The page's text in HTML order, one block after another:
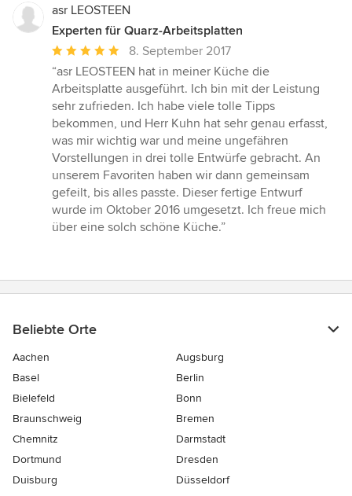
asr LEOSTEEN
Experten für Quarz-Arbeitsplatten
Durchschnittliche
Bewertung:
5
von
5
Sternen
8. September 2017
“asr LEOSTEEN hat in meiner Küche die
Arbeitsplatte ausgeführt. Ich bin mit der Leistung
sehr zufrieden. Ich habe viele tolle Tipps
bekommen, und Herr Kuhn hat sehr genau erfasst,
was mir wichtig war und meine ungefähren
Vorstellungen in drei tolle Entwürfe gebracht. An
unserem Favoriten haben wir dann gemeinsam
gefeilt, bis alles passte. Dieser fertige Entwurf
wurde im Oktober 2016 umgesetzt. Ich freue mich
über eine solch schöne Küche.”
Beliebte Orte
Aachen
Augsburg
Basel
Berlin
Bielefeld
Bonn
Braunschweig
Bremen
Chemnitz
Darmstadt
Dortmund
Dresden
Duisburg
Düsseldorf